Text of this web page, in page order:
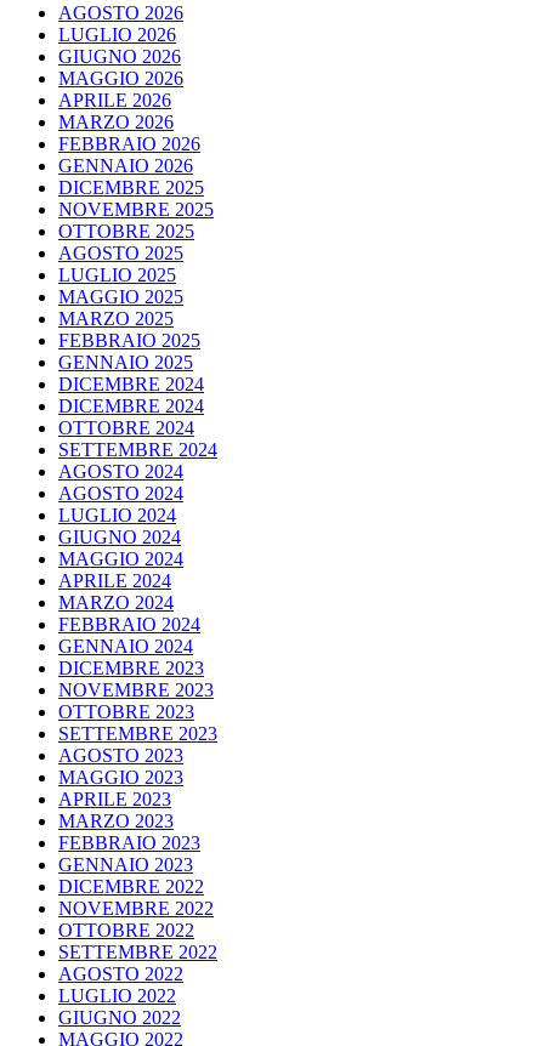
AGOSTO 2026
LUGLIO 2026
GIUGNO 2026
MAGGIO 2026
APRILE 2026
MARZO 2026
FEBBRAIO 2026
GENNAIO 2026
DICEMBRE 2025
NOVEMBRE 2025
OTTOBRE 2025
AGOSTO 2025
LUGLIO 2025
MAGGIO 2025
MARZO 2025
FEBBRAIO 2025
GENNAIO 2025
DICEMBRE 2024
DICEMBRE 2024
OTTOBRE 2024
SETTEMBRE 2024
AGOSTO 2024
AGOSTO 2024
LUGLIO 2024
GIUGNO 2024
MAGGIO 2024
APRILE 2024
MARZO 2024
FEBBRAIO 2024
GENNAIO 2024
DICEMBRE 2023
NOVEMBRE 2023
OTTOBRE 2023
SETTEMBRE 2023
AGOSTO 2023
MAGGIO 2023
APRILE 2023
MARZO 2023
FEBBRAIO 2023
GENNAIO 2023
DICEMBRE 2022
NOVEMBRE 2022
OTTOBRE 2022
SETTEMBRE 2022
AGOSTO 2022
LUGLIO 2022
GIUGNO 2022
MAGGIO 2022